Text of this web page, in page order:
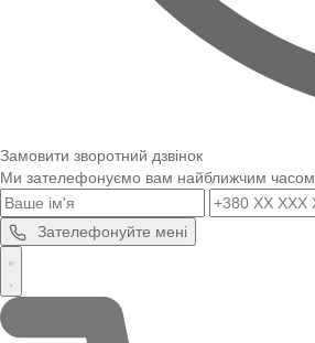
Замовити зворотний дзвінок
Ми зателефонуємо вам найближчим часом
Зателефонуйте мені